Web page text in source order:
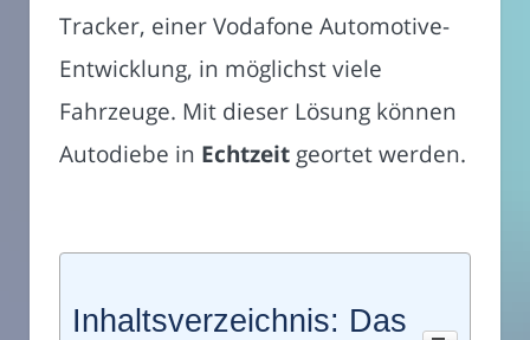
Tracker, einer Vodafone Automotive-
Entwicklung, in möglichst viele
Fahrzeuge. Mit dieser Lösung können
Autodiebe in Echtzeit geortet werden.
Inhaltsverzeichnis: Das